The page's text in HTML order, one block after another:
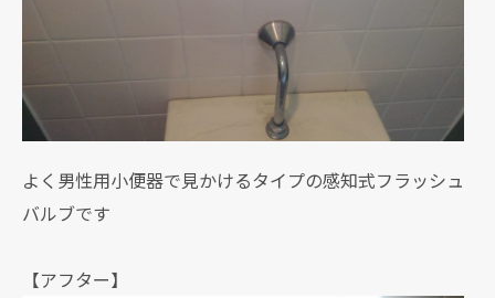
よく男性用小便器で見かけるタイプの感知式フラッシュ
バルブです
【アフター】